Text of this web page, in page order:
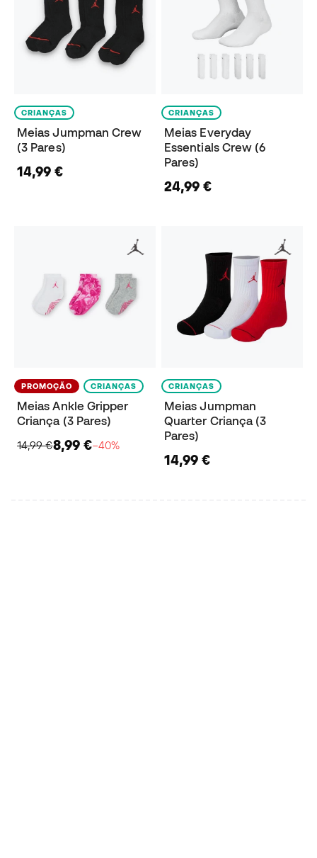
CRIANÇAS
Meias Jumpman Crew
(3 Pares)
14,99 €
CRIANÇAS
Meias Everyday
Essentials Crew (6
Pares)
24,99 €
PROMOÇÃO CRIANÇAS
Meias Ankle Gripper
Criança (3 Pares)
14,99 €8,99 €−40%
CRIANÇAS
Meias Jumpman
Quarter Criança (3
Pares)
14,99 €